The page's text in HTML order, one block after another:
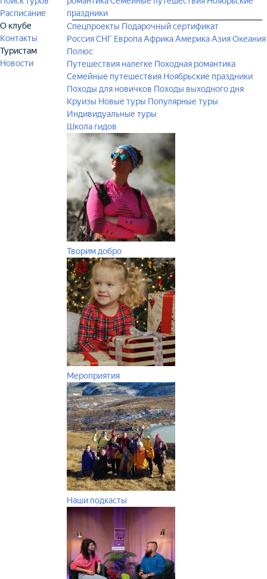
Расписание
О клубе
Контакты
Туристам
Новости
праздники
Спецпроекты Подарочный сертификат
РоссияСНГ ЕвропаАфрикаАмерикаАзияОкеания
Полюс
Путешествия налегке Походная романтика
Семейные путешествия Ноябрьские праздники
Походы для новичков Походы выходного дня
Круизы Новые туры Популярные туры
Индивидуальные туры
Школа гидов
Творим добро
Мероприятия
Наши подкасты